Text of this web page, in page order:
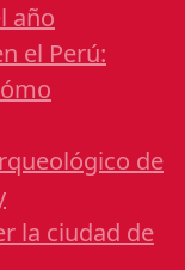
año
el Perú:
de
la ciudad de